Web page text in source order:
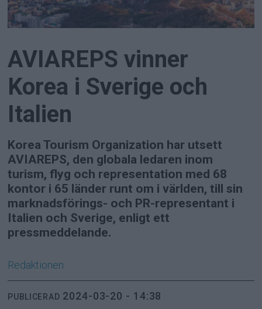
AVIAREPS vinner
Korea i Sverige och
Italien
Korea Tourism Organization har utsett
AVIAREPS, den globala ledaren inom
turism, flyg och representation med 68
kontor i 65 länder runt om i världen, till sin
marknadsförings- och PR-representant i
Italien och Sverige, enligt ett
pressmeddelande.
Redaktionen
PUBLICERAD 2024-03-20 - 14:38